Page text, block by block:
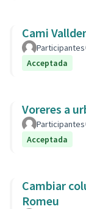
Cami
Participantes
Acceptada
Voreres a
Participantes
Acceptada
Cambiar
Romeu